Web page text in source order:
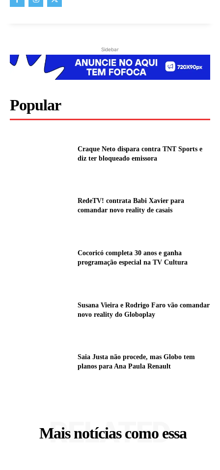
Sidebar
Popular
Craque Neto dispara contra TNT Sports e
diz ter bloqueado emissora
RedeTV! contrata Babi Xavier para
comandar novo reality de casais
Cocoricó completa 30 anos e ganha
programação especial na TV Cultura
Susana Vieira e Rodrigo Faro vão comandar
novo reality do Globoplay
Saia Justa não procede, mas Globo tem
planos para Ana Paula Renault
Mais notícias como essa
RELATED